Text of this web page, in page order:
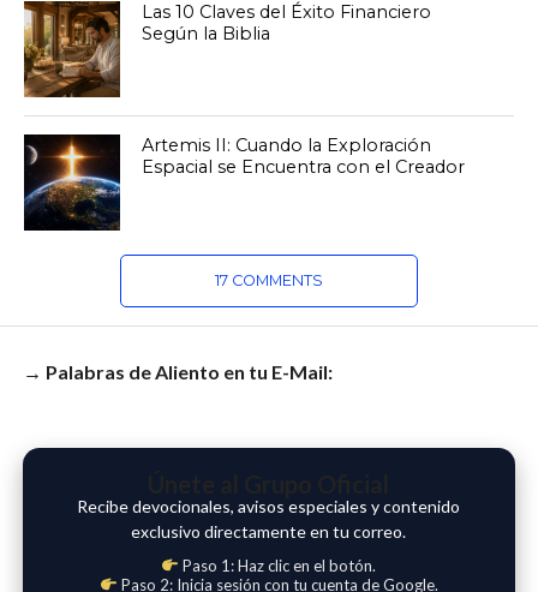
Las 10 Claves del Éxito Financiero
Según la Biblia
Artemis II: Cuando la Exploración
Espacial se Encuentra con el Creador
17 COMMENTS
→ Palabras de Aliento en tu E-Mail:
Recibe devocionales, avisos especiales y contenido
exclusivo directamente en tu correo.
Paso 1: Haz clic en el botón.
Paso 2: Inicia sesión con tu cuenta de Google.